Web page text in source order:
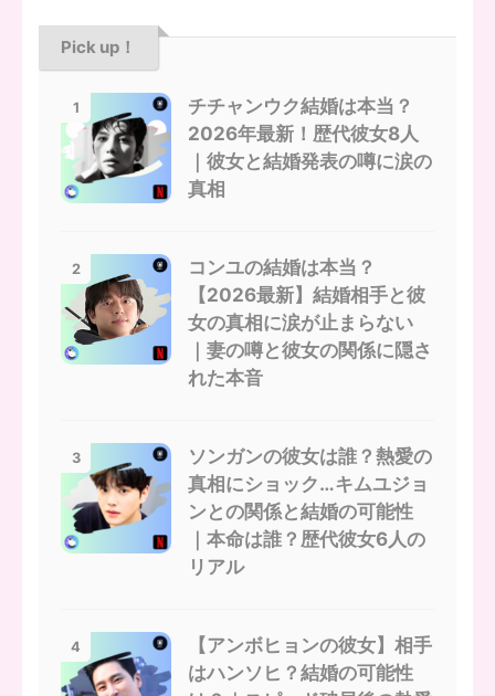
Pick up！
1
チチャンウク結婚は本当？
2026年最新！歴代彼女8人
｜彼女と結婚発表の噂に涙の
真相
2
コンユの結婚は本当？
【2026最新】結婚相手と彼
女の真相に涙が止まらない
｜妻の噂と彼女の関係に隠さ
れた本音
3
ソンガンの彼女は誰？熱愛の
真相にショック…キムユジョ
ンとの関係と結婚の可能性
｜本命は誰？歴代彼女6人の
リアル
4
【アンボヒョンの彼女】相手
はハンソヒ？結婚の可能性